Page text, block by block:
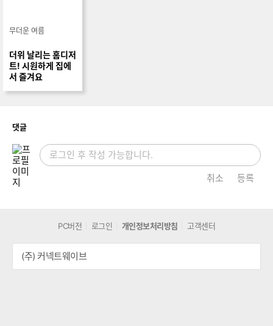
무더운 여름
더위 날리는 홈디저
트! 시원하게 집에
서 즐겨요
댓글개
취소 등록
PC버전 로그인 개인정보처리방침 고객센터
(주) 커넥트웨이브